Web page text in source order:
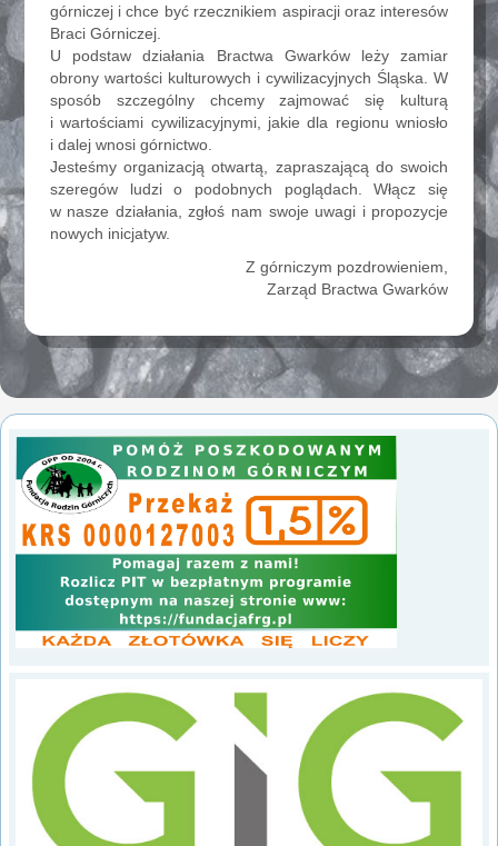
górniczej i chce być rzecznikiem aspiracji oraz interesów
Braci Górniczej.
U podstaw działania Bractwa Gwarków leży zamiar
obrony wartości kulturowych i cywilizacyjnych Śląska. W
sposób szczególny chcemy zajmować się kulturą
i wartościami cywilizacyjnymi, jakie dla regionu wniosło
i dalej wnosi górnictwo.
Jesteśmy organizacją otwartą, zapraszającą do swoich
szeregów ludzi o podobnych poglądach. Włącz się
w nasze działania, zgłoś nam swoje uwagi i propozycje
nowych inicjatyw.
Z górniczym pozdrowieniem,
Zarząd Bractwa Gwarków